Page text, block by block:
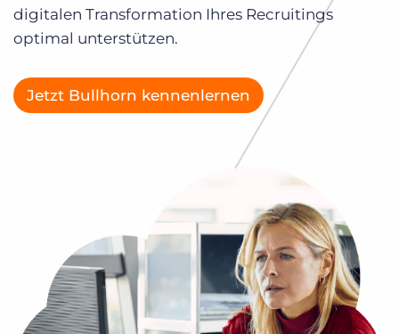
digitalen Transformation Ihres Recruitings
optimal unterstützen.
Jetzt Bullhorn kennenlernen